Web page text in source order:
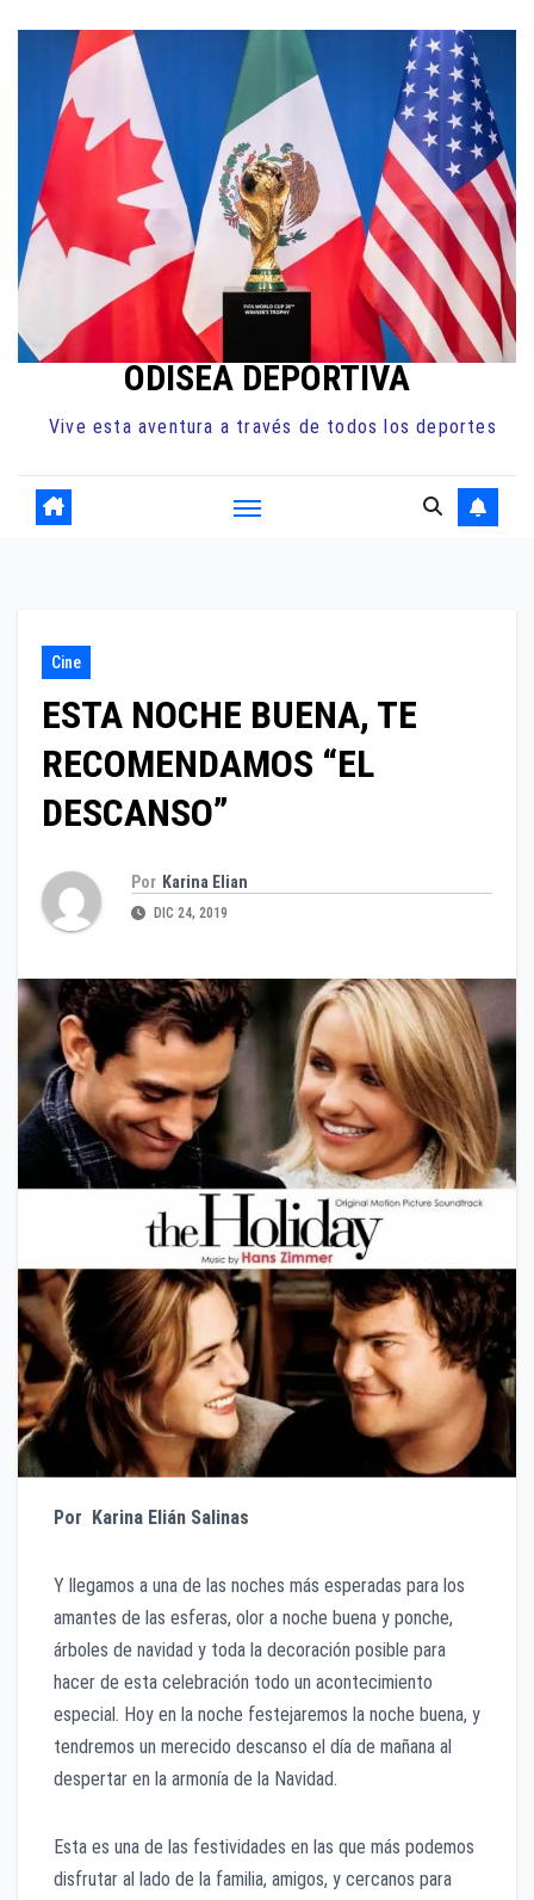
contenido
ODISEA DEPORTIVA
Vive esta aventura a través de todos los deportes
Cine
ESTA NOCHE BUENA, TE
RECOMENDAMOS “EL
DESCANSO”
Por Karina Elian
DIC 24, 2019
Por Karina Elián Salinas
Y llegamos a una de las noches más esperadas para los
amantes de las esferas, olor a noche buena y ponche,
árboles de navidad y toda la decoración posible para
hacer de esta celebración todo un acontecimiento
especial. Hoy en la noche festejaremos la noche buena, y
tendremos un merecido descanso el día de mañana al
despertar en la armonía de la Navidad.
Esta es una de las festividades en las que más podemos
disfrutar al lado de la familia, amigos, y cercanos para